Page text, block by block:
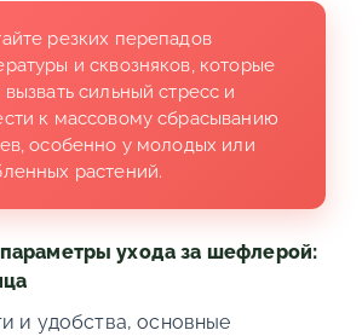
резких перепадов
и сквозняков, которые
вызвать сильный стресс и
к массовому сбрасыванию
особенно у молодых или
растений.
ухода за шефлерой:
и удобства, основные